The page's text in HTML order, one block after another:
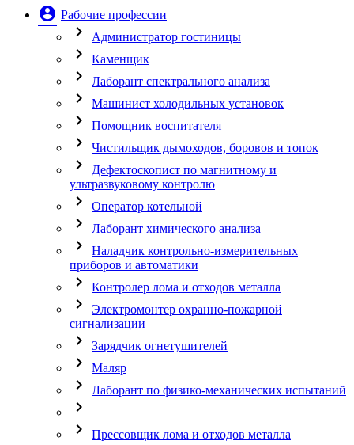
account_circle Рабочие профессии
chevron_right Администратор гостиницы
chevron_right Каменщик
chevron_right Лаборант спектрального анализа
chevron_right Машинист холодильных установок
chevron_right Помощник воспитателя
chevron_right Чистильщик дымоходов, боровов и топок
chevron_right
Дефектоскопист по магнитному и
ультразвуковому контролю
chevron_right Оператор котельной
chevron_right Лаборант химического анализа
chevron_right
Наладчик контрольно-измерительных
приборов и автоматики
chevron_right Контролер лома и отходов металла
chevron_right
Электромонтер охранно-пожарной
сигнализации
chevron_right Зарядчик огнетушителей
chevron_right Маляр
chevron_right Лаборант по физико-механических испытаний
chevron_right
chevron_right
Прессовщик лома и отходов металла